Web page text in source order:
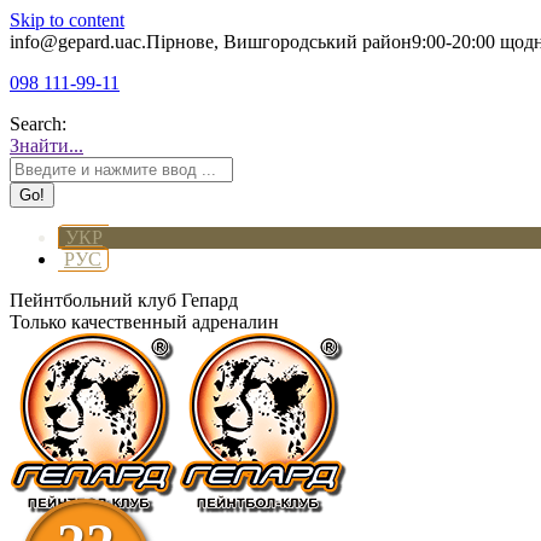
Skip to content
info@gepard.uaс.Пірнове, Вишгородський район9:00-20:00
098 111-99-11
Search:
Знайти...
УКР
РУС
Пейнтбольний клуб Гепард
Только качественный адреналин